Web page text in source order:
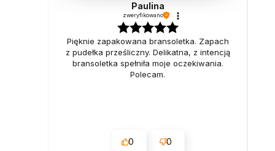
Paulina
zweryfikowano
Pięknie zapakowana bransoletka. Zapach
z pudełka prześliczny. Delikatna, z intencją
bransoletka spełniła moje oczekiwania.
Polecam.
0 0